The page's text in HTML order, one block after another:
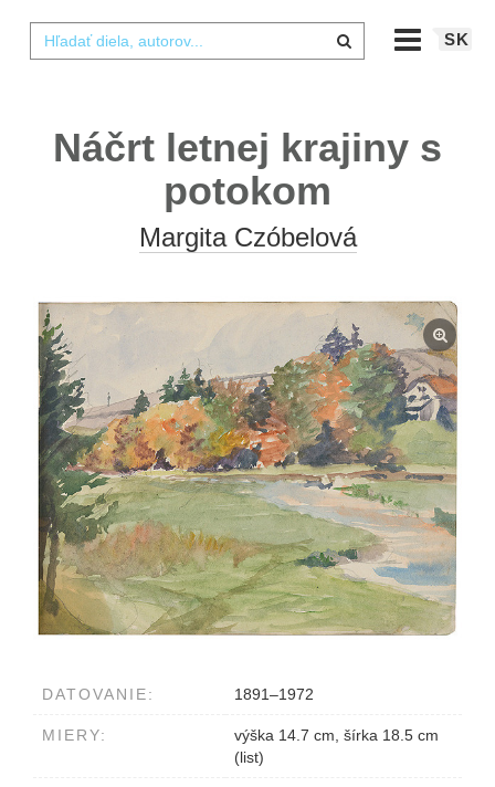
SK
Náčrt letnej krajiny s
potokom
Margita Czóbelová
DATOVANIE: 1891–1972
MIERY:
výška 14.7 cm, šírka 18.5 cm
(list)